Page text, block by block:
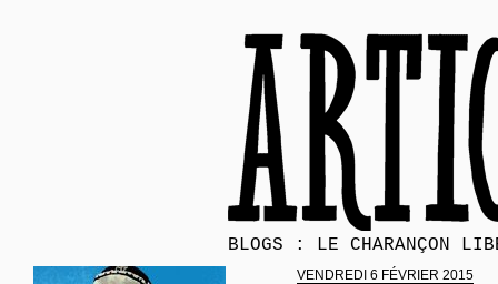
BLOGS : LE CHARANÇON
VENDREDI 6 FÉVRIER 2015